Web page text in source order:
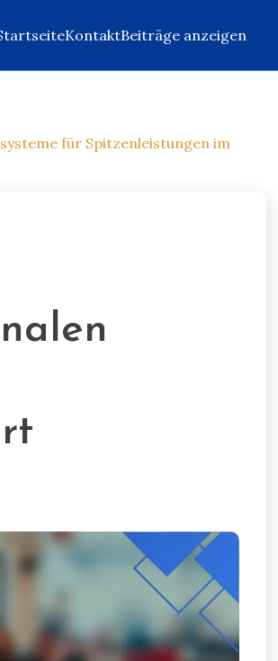
KontaktBeiträge anzeigen
für Spitzenleistungen im